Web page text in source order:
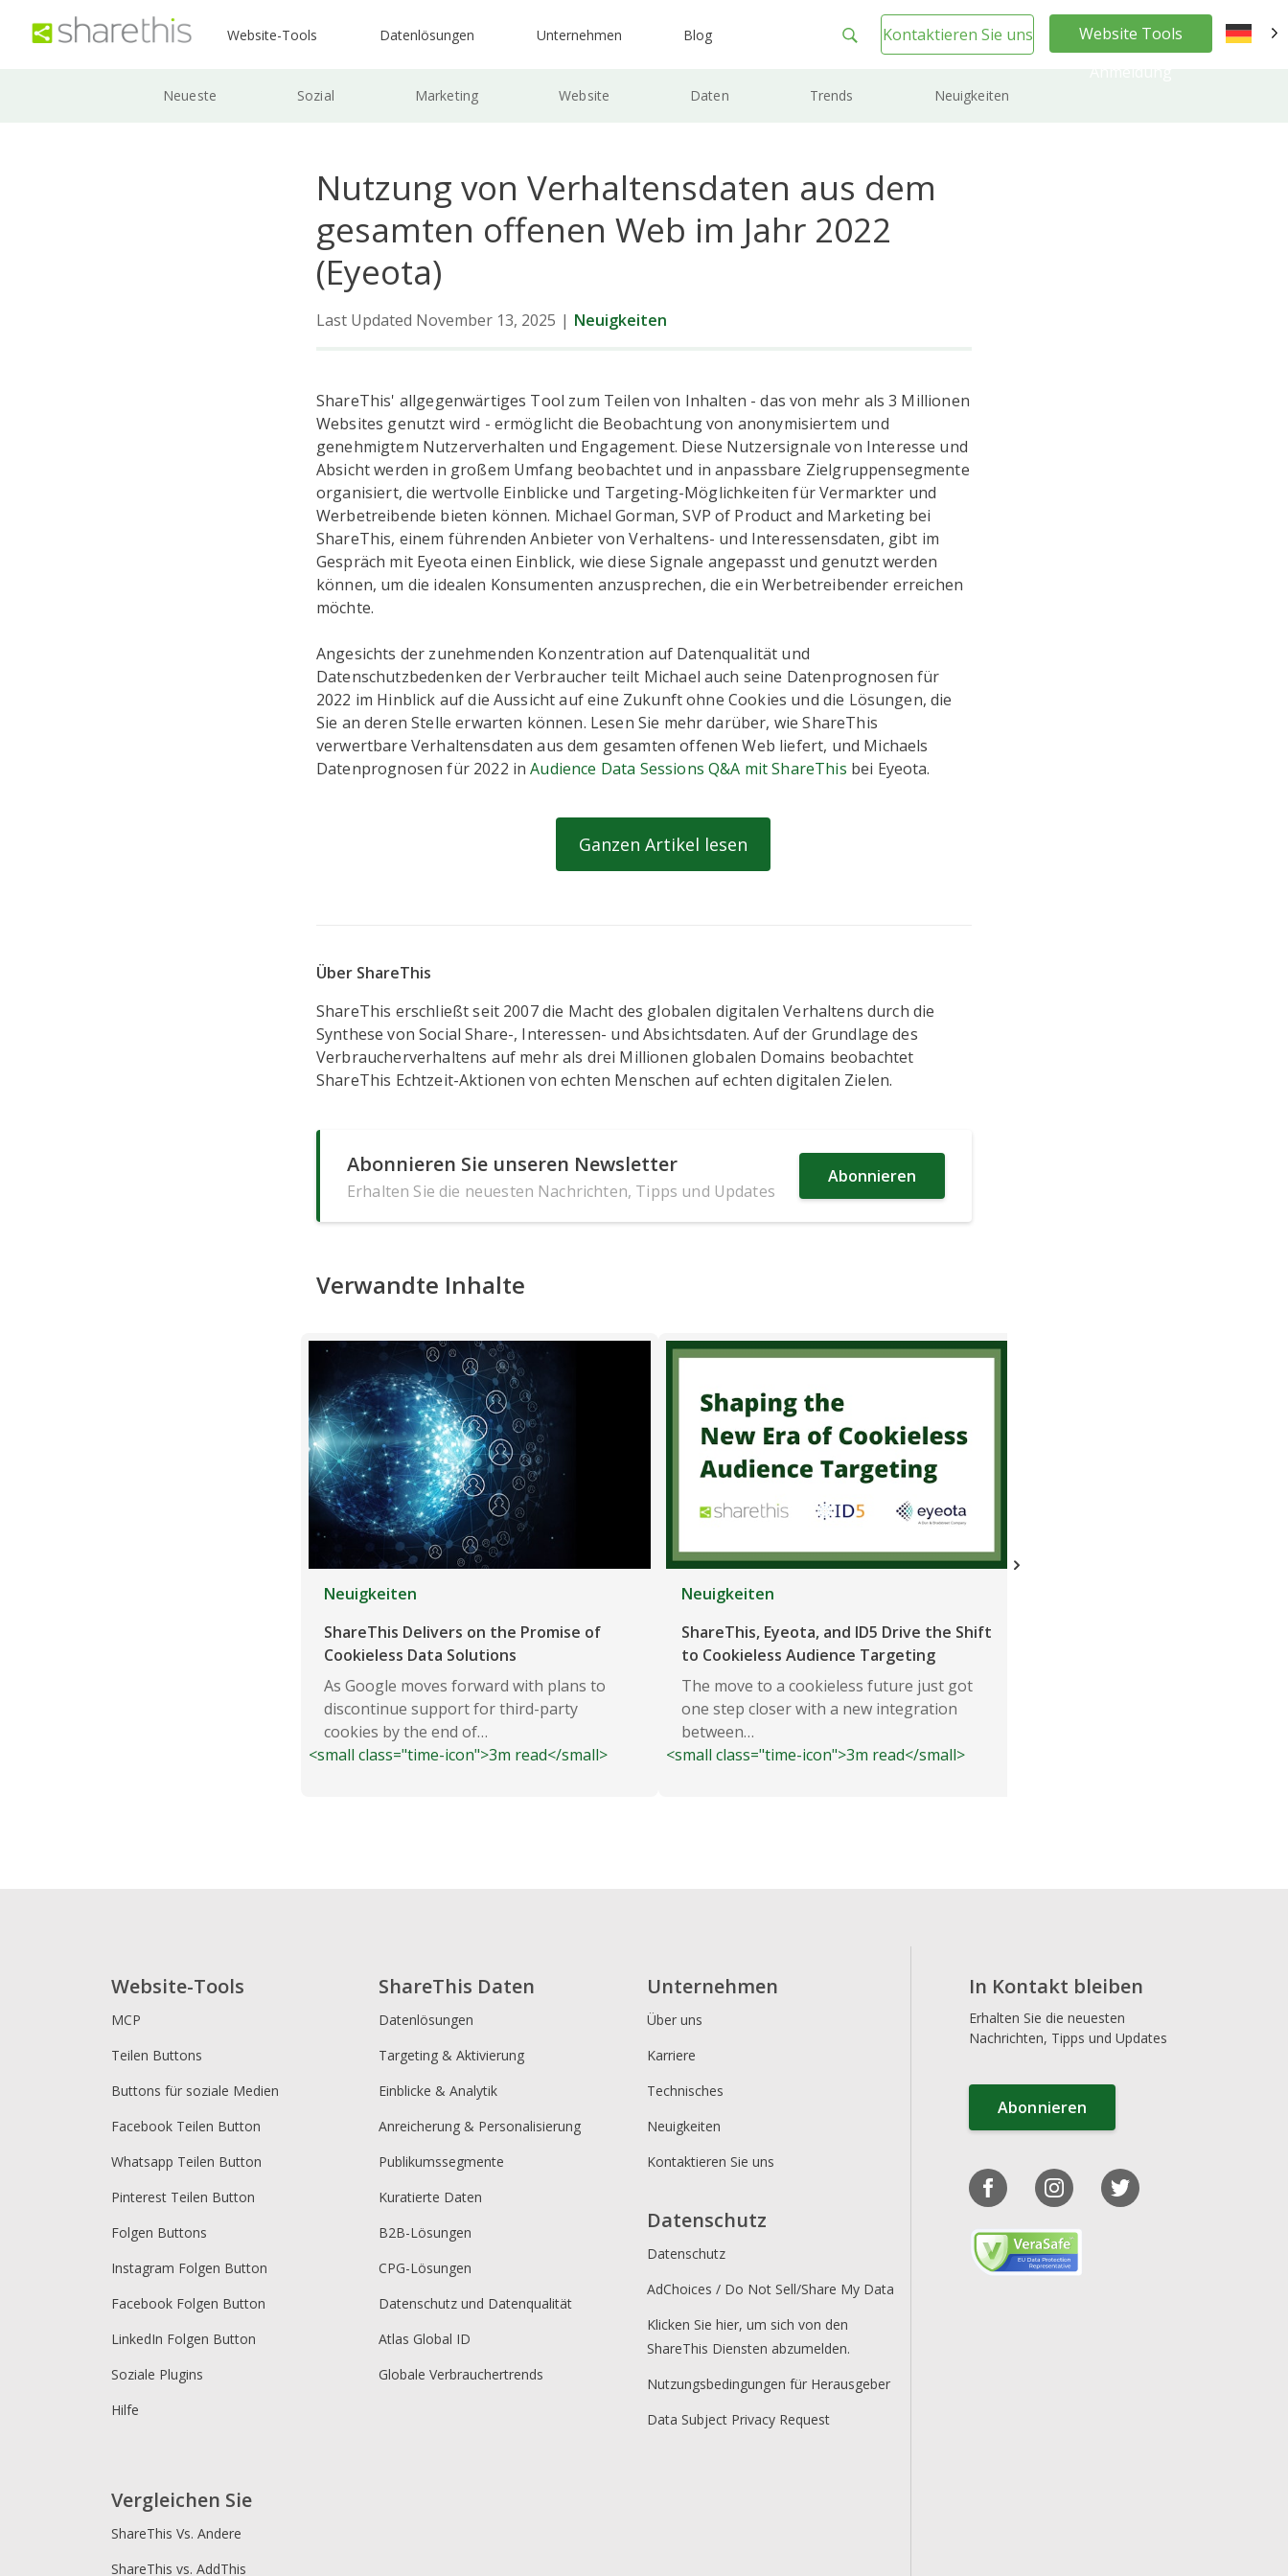
Website-Tools Datenlösungen Unternehmen Blog Kontaktieren Sie uns
Website Tools
Neueste Sozial Marketing Website Daten Trends Neuigkeiten
Nutzung von Verhaltensdaten aus dem
gesamten offenen Web im Jahr 2022
(Eyeota)
Last Updated November 13, 2025 | Neuigkeiten
ShareThis' allgegenwärtiges Tool zum Teilen von Inhalten - das von mehr als 3 Millionen
Websites genutzt wird - ermöglicht die Beobachtung von anonymisiertem und
genehmigtem Nutzerverhalten und Engagement. Diese Nutzersignale von Interesse und
Absicht werden in großem Umfang beobachtet und in anpassbare Zielgruppensegmente
organisiert, die wertvolle Einblicke und Targeting-Möglichkeiten für Vermarkter und
Werbetreibende bieten können. Michael Gorman, SVP of Product and Marketing bei
ShareThis, einem führenden Anbieter von Verhaltens- und Interessensdaten, gibt im
Gespräch mit Eyeota einen Einblick, wie diese Signale angepasst und genutzt werden
können, um die idealen Konsumenten anzusprechen, die ein Werbetreibender erreichen
möchte.
Angesichts der zunehmenden Konzentration auf Datenqualität und
Datenschutzbedenken der Verbraucher teilt Michael auch seine Datenprognosen für
2022 im Hinblick auf die Aussicht auf eine Zukunft ohne Cookies und die Lösungen, die
Sie an deren Stelle erwarten können. Lesen Sie mehr darüber, wie ShareThis
verwertbare Verhaltensdaten aus dem gesamten offenen Web liefert, und Michaels
Datenprognosen für 2022 inAudience Data Sessions Q&A mit ShareThis bei Eyeota.
Ganzen Artikel lesen
Über ShareThis
ShareThis erschließt seit 2007 die Macht des globalen digitalen Verhaltens durch die
Synthese von Social Share-, Interessen- und Absichtsdaten. Auf der Grundlage des
Verbraucherverhaltens auf mehr als drei Millionen globalen Domains beobachtet
ShareThis Echtzeit-Aktionen von echten Menschen auf echten digitalen Zielen.
Abonnieren Sie unseren Newsletter
Erhalten Sie die neuesten Nachrichten, Tipps und Updates
Abonnieren
Verwandte Inhalte
Neuigkeiten
ShareThis Delivers on the Promise of
Cookieless Data Solutions
As Google moves forward with plans to
discontinue support for third-party
cookies by the end of…
<small class="time-icon">3m read</small>
Neuigkeiten
ShareThis, Eyeota, and ID5 Drive the Shift
to Cookieless Audience Targeting
The move to a cookieless future just got
one step closer with a new integration
between…
<small class="time-icon">3m read</small>
Website-Tools
MCP
Teilen Buttons
Buttons für soziale Medien
Facebook Teilen Button
Whatsapp Teilen Button
Pinterest Teilen Button
Folgen Buttons
Instagram Folgen Button
Facebook Folgen Button
LinkedIn Folgen Button
Soziale Plugins
Hilfe
ShareThis Daten
Datenlösungen
Targeting & Aktivierung
Einblicke & Analytik
Anreicherung & Personalisierung
Publikumssegmente
Kuratierte Daten
B2B-Lösungen
CPG-Lösungen
Datenschutz und Datenqualität
Atlas Global ID
Globale Verbrauchertrends
Unternehmen
Über uns
Karriere
Technisches
Neuigkeiten
Kontaktieren Sie uns
Datenschutz
Datenschutz
AdChoices / Do Not Sell/Share My Data
Klicken Sie hier, um sich von den
ShareThis Diensten abzumelden.
Nutzungsbedingungen für Herausgeber
Data Subject Privacy Request
Vergleichen Sie
ShareThis Vs. Andere
ShareThis vs. AddThis
In Kontakt bleiben
Erhalten Sie die neuesten
Nachrichten, Tipps und Updates
Abonnieren